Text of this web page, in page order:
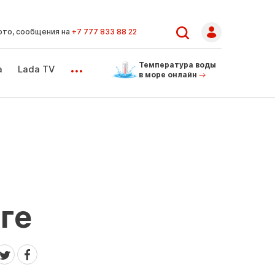
сообщения на +7 777 833 88 22
Lada TV ...
Температура воды
в море онлайн